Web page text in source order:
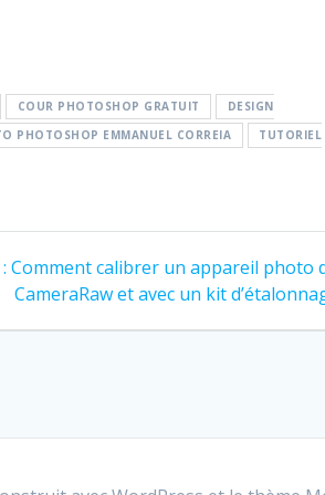
COUR PHOTOSHOP GRATUIT
DESIGN
PHOTOSHOP EMMANUEL CORREIA
TUTORIEL
Article
suivant
Comment calibrer un appareil photo
CameraRaw et avec un kit